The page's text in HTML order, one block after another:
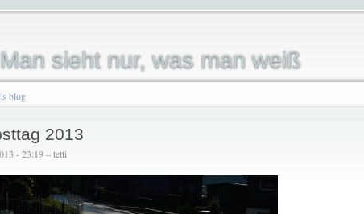
sieht nur, was man weiß
blog
2013
- 23:19 – tetti